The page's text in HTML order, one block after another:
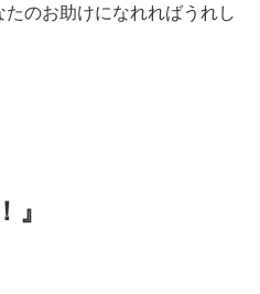
のお助けになれればうれし
』